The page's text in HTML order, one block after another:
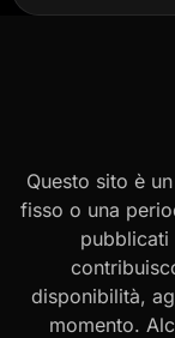
Questo sito è
fisso o una
pubblicati
disponibilità,
momento.